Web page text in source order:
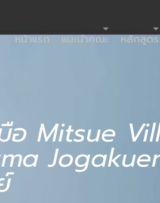
หน้าแรก แนะนำคณะ หลักสูตร
อ Mitsue